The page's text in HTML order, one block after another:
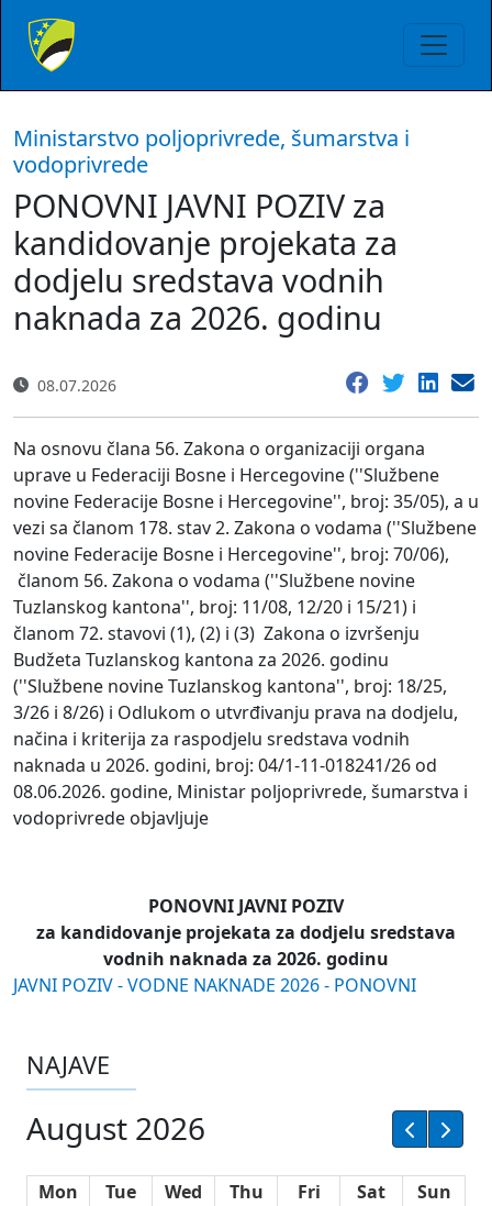
Ministarstvo poljoprivrede, šumarstva i
vodoprivrede
PONOVNI JAVNI POZIV za
kandidovanje projekata za
dodjelu sredstava vodnih
naknada za 2026. godinu
08.07.2026
Na osnovu člana 56. Zakona o organizaciji organa
uprave u Federaciji Bosne i Hercegovine (''Službene
novine Federacije Bosne i Hercegovine'', broj: 35/05), a u
vezi sa članom 178. stav 2. Zakona o vodama (''Službene
novine Federacije Bosne i Hercegovine'', broj: 70/06),
članom 56. Zakona o vodama (''Službene novine
Tuzlanskog kantona'', broj: 11/08, 12/20 i 15/21) i
članom 72. stavovi (1), (2) i (3) Zakona o izvršenju
Budžeta Tuzlanskog kantona za 2026. godinu
(''Službene novine Tuzlanskog kantona'', broj: 18/25,
3/26 i 8/26) i Odlukom o utvrđivanju prava na dodjelu,
načina i kriterija za raspodjelu sredstava vodnih
naknada u 2026. godini, broj: 04/1-11-018241/26 od
08.06.2026. godine, Ministar poljoprivrede, šumarstva i
vodoprivrede objavljuje
PONOVNI JAVNI POZIV
za kandidovanje projekata za dodjelu sredstava
vodnih naknada za 2026. godinu
JAVNI POZIV - VODNE NAKNADE 2026 - PONOVNI
NAJAVE
August 2026
Mon Tue Wed Thu Fri Sat
Sun